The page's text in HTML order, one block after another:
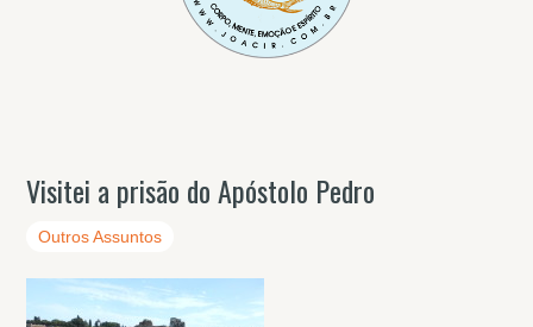
Visitei a prisão do Apóstolo Pedro
Outros Assuntos